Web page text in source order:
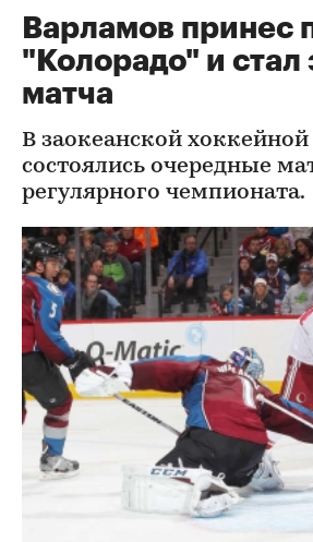
Варламов принес
"Колорадо" и стал
матча
В заокеанской хоккейной
состоялись очередные
регулярного чемпионата.